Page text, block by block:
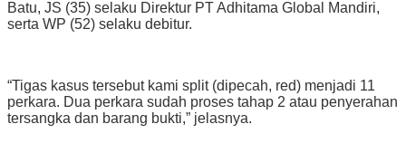
Batu, JS (35) selaku Direktur PT Adhitama Global Mandiri,
serta WP (52) selaku debitur.
“Tigas kasus tersebut kami split (dipecah, red) menjadi 11
perkara. Dua perkara sudah proses tahap 2 atau penyerahan
tersangka dan barang bukti,” jelasnya.